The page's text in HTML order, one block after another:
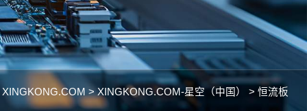
XINGKONG.COM >XINGKONG.COM-星空（中国） > 恒流板